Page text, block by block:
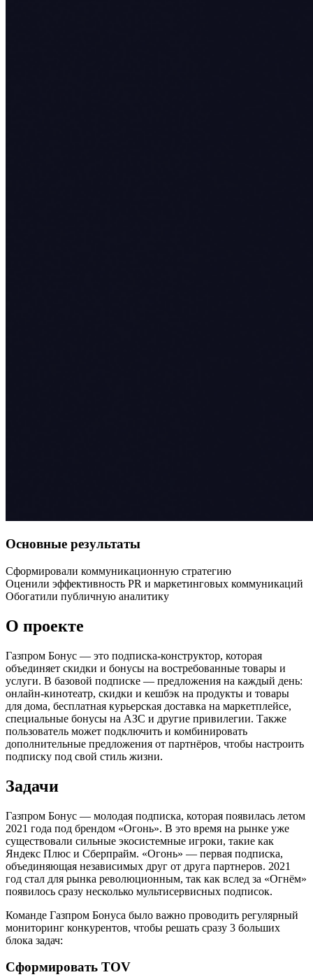
Основные результаты
Сформировали коммуникационную стратегию
Оценили эффективность PR и маркетинговых коммуникаций
Обогатили публичную аналитику
О проекте
Газпром Бонус — это подписка-конструктор, которая
объединяет скидки и бонусы на востребованные товары и
услуги. В базовой подписке — предложения на каждый день:
онлайн-кинотеатр, скидки и кешбэк на продукты и товары
для дома, бесплатная курьерская доставка на маркетплейсе,
специальные бонусы на АЗС и другие привилегии. Также
пользователь может подключить и комбинировать
дополнительные предложения от партнёров, чтобы настроить
подписку под свой стиль жизни.
Задачи
Газпром Бонус — молодая подписка, которая появилась летом
2021 года под брендом «Огонь». В это время на рынке уже
существовали сильные экосистемные игроки, такие как
Яндекс Плюс и Сберпрайм. «Огонь» — первая подписка,
объединяющая независимых друг от друга партнеров. 2021
год стал для рынка революционным, так как вслед за «Огнём»
появилось сразу несколько мультисервисных подписок.
Команде Газпром Бонуса было важно проводить регулярный
мониторинг конкурентов, чтобы решать сразу 3 больших
блока задач:
Сформировать TOV